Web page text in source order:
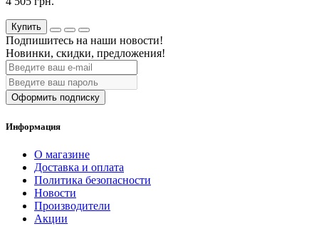
Купить
Подпишитесь на наши новости!
Новинки, скидки, предложения!
Оформить подписку
Информация
О магазине
Доставка и оплата
Политика безопасности
Новости
Производители
Акции